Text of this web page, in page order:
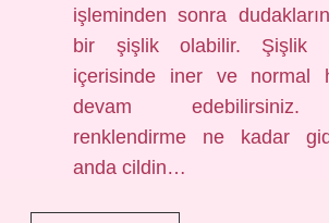
işleminden sonra
bir şişlik olabilir. Şişlik
içerisinde iner ve normal
devam
renklendirme ne kadar
anda cildin…